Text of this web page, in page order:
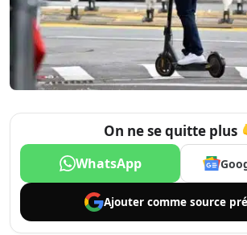
On ne se quitte plus
WhatsApp
Ajouter comme source